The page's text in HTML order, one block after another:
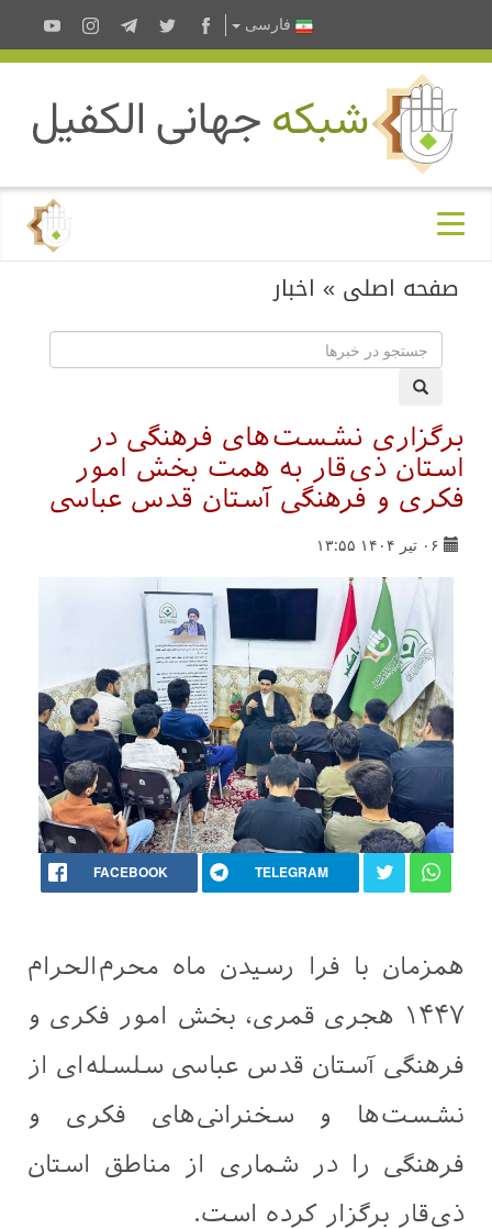
فارسى
صفحه اصلی » اخبار
برگزاری نشست‌های فرهنگی در
استان ذی‌قار به همت بخش امور
فکری و فرهنگی آستان قدس عباسی
۰۶ تیر ۱۴۰۴ ۱۳:۵۵
FACEBOOK TELEGRAM
همزمان با فرا رسیدن ماه محرم‌الحرام
۱۴۴۷ هجری قمری، بخش امور فکری و
فرهنگی آستان قدس عباسی سلسله‌ای از
نشست‌ها و سخنرانی‌های فکری و
فرهنگی را در شماری از مناطق استان
ذی‌قار برگزار کرده است.